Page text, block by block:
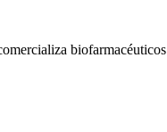
biofarmacéuticos